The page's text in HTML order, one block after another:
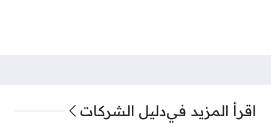
اقرأ المزيد فيدليل الشركات